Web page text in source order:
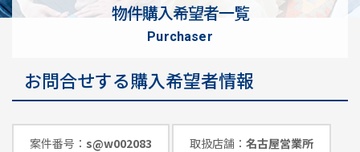
について
購入希望者
情報一覧
土地を高く売るためのポ
めのポイント
物件購入希望者一覧
purchaser
お問合せする購入希望者情報
案件番号： s@w002083 取扱店舗： 名古屋営業所